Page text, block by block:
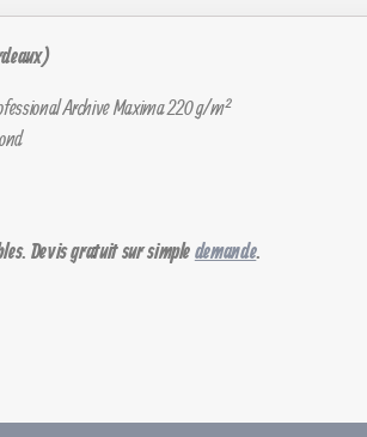
Archive Maxima 220 g/m²
Devis gratuit sur simpledemande.